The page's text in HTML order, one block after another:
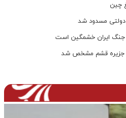
چین
مسدود شد
جنگ ایران خشمگین است
جزیره قشم مشخص شد